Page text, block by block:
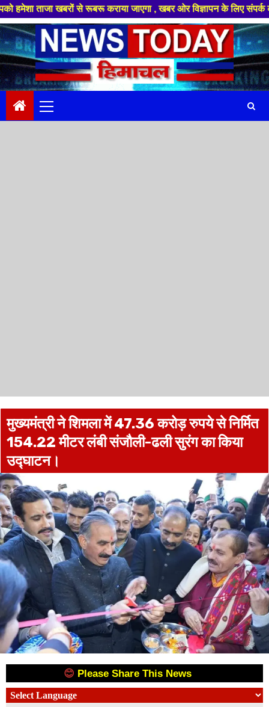
खबरों से रूबरू कराया जाएगा , खबर ओर विज्ञापन के लिए संपर्क करे +91
Skip
to
content
Menu
मुख्यमंत्री ने शिमला में 47.36 करोड़ रुपये से निर्मित
154.22 मीटर लंबी संजौली-ढली सुरंग का किया
उद्घाटन।
😊 Please Share This News